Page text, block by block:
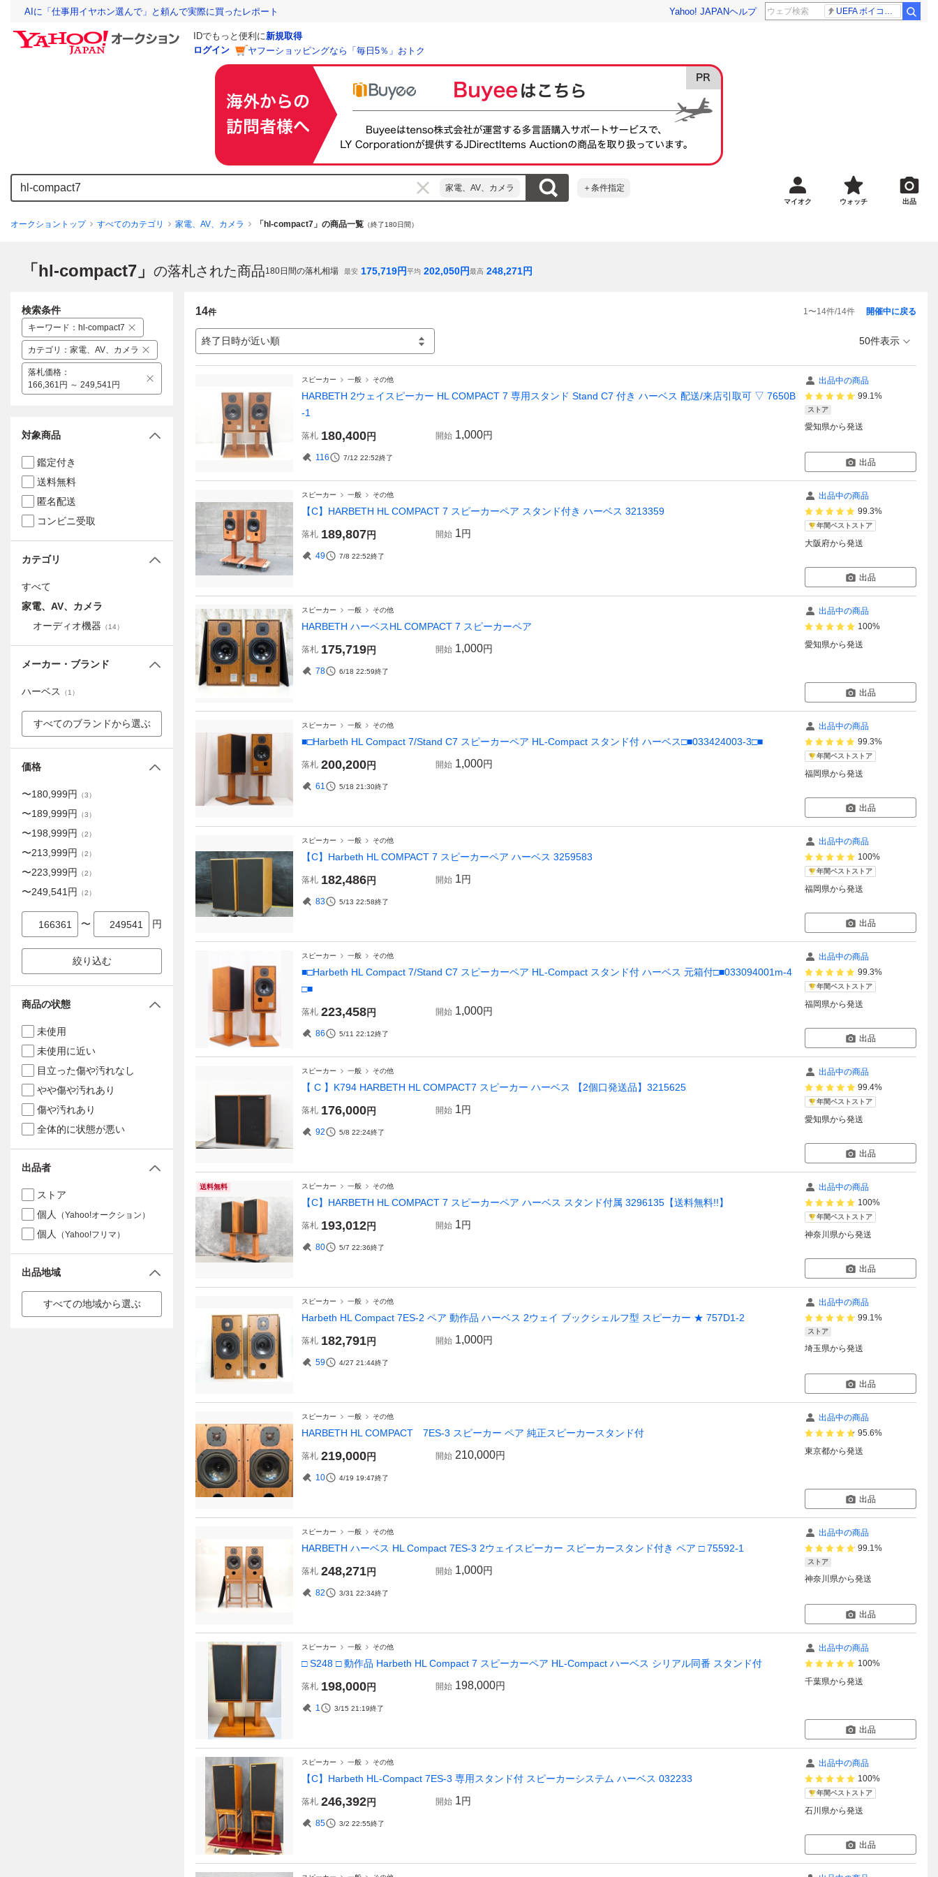
AIに「仕事用イヤホン選んで」と頼んで実際に買ったレポート Yahoo! JAPANヘルプ UEFA ボイコット継続
IDでもっと便利に新規取得
ログイン
ヤフーショッピングなら「毎日5％」おトク
家電、AV、カメラ ＋条件指定
マイオク ウォッチ 出品
オークショントップ すべてのカテゴリ 家電、AV、カメラ 「hl-compact7」の商品一覧 （終了180日間）
「hl-compact7」 の落札された商品180日間の落札相場 最安 175,719円平均 202,050円最高 248,271円
14件 1〜14件/14件
終了日時が近い順
開催中に戻る
50件表示
スピーカー 一般 その他
HARBETH 2ウェイスピーカー HL COMPACT 7 専用スタンド Stand C7 付き ハーベス 配送/来店引取可 ▽ 7650B
-1
落札 180,400円 開始 1,000円
116 7/12 22:52終了
出品中の商品
99.1%
ストア
愛知県から発送
出品
スピーカー 一般 その他
【C】HARBETH HL COMPACT 7 スピーカーペア スタンド付き ハーベス 3213359
落札 189,807円 開始 1円
49 7/8 22:52終了
出品中の商品
99.3%
年間ベストストア
大阪府から発送
出品
スピーカー 一般 その他
HARBETH ハーベスHL COMPACT 7 スピーカーペア
落札 175,719円 開始 1,000円
78 6/18 22:59終了
出品中の商品
100%
愛知県から発送
出品
スピーカー 一般 その他
■□Harbeth HL Compact 7/Stand C7 スピーカーペア HL-Compact スタンド付 ハーベス□■033424003-3□■
落札 200,200円 開始 1,000円
61 5/18 21:30終了
出品中の商品
99.3%
年間ベストストア
福岡県から発送
出品
スピーカー 一般 その他
【C】Harbeth HL COMPACT 7 スピーカーペア ハーベス 3259583
落札 182,486円 開始 1円
83 5/13 22:58終了
出品中の商品
100%
年間ベストストア
福岡県から発送
出品
スピーカー 一般 その他
■□Harbeth HL Compact 7/Stand C7 スピーカーペア HL-Compact スタンド付 ハーベス 元箱付□■033094001m-4
□■
落札 223,458円 開始 1,000円
86 5/11 22:12終了
出品中の商品
99.3%
年間ベストストア
福岡県から発送
出品
スピーカー 一般 その他
【 C 】K794 HARBETH HL COMPACT7 スピーカー ハーベス 【2個口発送品】3215625
落札 176,000円 開始 1円
92 5/8 22:24終了
出品中の商品
99.4%
年間ベストストア
愛知県から発送
出品
送料無料 スピーカー 一般 その他
【C】HARBETH HL COMPACT 7 スピーカーペア ハーベス スタンド付属 3296135【送料無料!!】
落札 193,012円 開始 1円
80 5/7 22:36終了
出品中の商品
100%
年間ベストストア
神奈川県から発送
出品
スピーカー 一般 その他
Harbeth HL Compact 7ES-2 ペア 動作品 ハーベス 2ウェイ ブックシェルフ型 スピーカー ★ 757D1-2
落札 182,791円 開始 1,000円
59 4/27 21:44終了
出品中の商品
99.1%
ストア
埼玉県から発送
出品
スピーカー 一般 その他
HARBETH HL COMPACT 7ES-3 スピーカー ペア 純正スピーカースタンド付
落札 219,000円 開始 210,000円
10 4/19 19:47終了
出品中の商品
95.6%
東京都から発送
出品
スピーカー 一般 その他
HARBETH ハーベス HL Compact 7ES-3 2ウェイスピーカー スピーカースタンド付き ペア □ 75592-1
落札 248,271円 開始 1,000円
82 3/31 22:34終了
出品中の商品
99.1%
ストア
神奈川県から発送
出品
スピーカー 一般 その他
□ S248 □ 動作品 Harbeth HL Compact 7 スピーカーペア HL-Compact ハーベス シリアル同番 スタンド付
落札 198,000円 開始 198,000円
1 3/15 21:19終了
出品中の商品
100%
千葉県から発送
出品
スピーカー 一般 その他
【C】Harbeth HL-Compact 7ES-3 専用スタンド付 スピーカーシステム ハーベス 032233
落札 246,392円 開始 1円
85 3/2 22:55終了
出品中の商品
100%
年間ベストストア
石川県から発送
出品
検索条件
キーワード ： hl-compact7
カテゴリ ： 家電、AV、カメラ
落札価格 ：
166,361円 ～ 249,541円
対象商品
鑑定付き
送料無料
匿名配送
コンビニ受取
カテゴリ
すべて
家電、AV、カメラ
オーディオ機器 （14）
メーカー・ブランド
ハーベス （1 ）
すべてのブランドから選ぶ
価格
〜180,999円 （3）
〜189,999円 （3）
〜198,999円 （2）
〜213,999円 （2）
〜223,999円 （2）
〜249,541 円 （2）
〜 円
絞り込む
商品の状態
未使用
未使用に近い
目立った傷や汚れなし
やや傷や汚れあり
傷や汚れあり
全体的に状態が悪い
出品者
ストア
個人
（Yahoo!オークション）
個人 （Yahoo!フリマ）
出品地域
すべての地域から選ぶ